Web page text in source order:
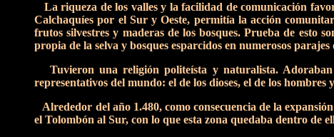
La riqueza de los valles y la facilidad de comunicación
Calchaquíes por el Sur y Oeste, permitía la acción
frutos silvestres y maderas de los bosques. Prueba de esto
propia de la selva y bosques esparcidos en numerosos parajes
Tuvieron una religión politeísta y naturalista.
representativos del mundo: el de los dioses, el de los
Alrededor del año 1.480, como consecuencia de la
el Tolombón al Sur, con lo que esta zona quedaba dentro de